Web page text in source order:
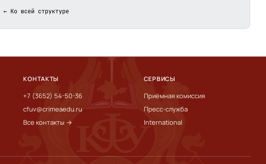
← Ко всей структуре
КОНТАКТЫ
+7 (3652) 54-50-36
cfuv@crimeaedu.ru
Все контакты →
СЕРВИСЫ
Приёмная комиссия
Пресс-служба
International